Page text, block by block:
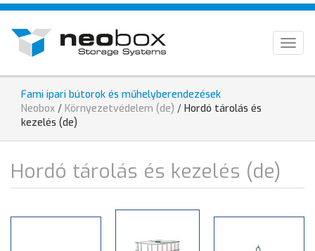
Direkt
Inhalt
EN
Fami ipari bútorok és műhelyberendezések
Sie
sind
hier
Neobox / Környezetvédelem (de) / Hordó tárolás és
kezelés (de)
Hordó tárolás és kezelés (de)